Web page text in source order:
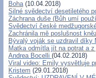
Boha(10.04.2018)
Silné svědectví desetiletého
Záchrana duše (Bůh umí
Svědectví české
Zachránila mě poslušnost
Bývalý voják se uzdravil díky
Matka odmítla jít na potrat a
Andrea Bocelli (04.02.2018)
Viral video: Emily vysvětluje
Kristem (29.01.2018)